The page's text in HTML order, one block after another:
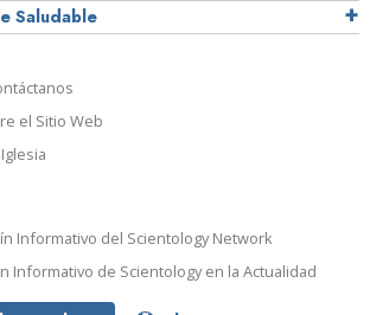
Saludable
el Sitio Web
Informativo del Scientology Network
Informativo de Scientology en la Actualidad